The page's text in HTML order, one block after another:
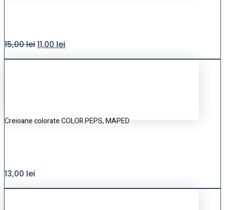
15,00lei11,00 lei
Creioane colorate COLOR PEPS, MAPED
13,00 lei